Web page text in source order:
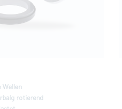
rotierend